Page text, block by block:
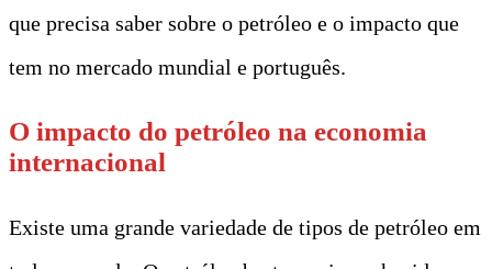
que precisa saber sobre o petróleo e o impacto que
tem no mercado mundial e português.
O impacto do petróleo na economia
internacional
Existe uma grande variedade de tipos de petróleo em